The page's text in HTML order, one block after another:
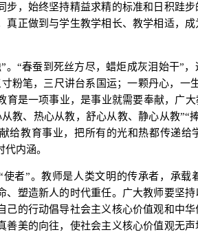
步，始终坚持精益求精的标准和日积跬
真正做到与学生教学相长、教学相适，
。“春蚕到死丝方尽，蜡炬成灰泪始干”
粉笔，三尺讲台系国运；一颗丹心，一
育是一项事业，是事业就需要奉献，广
教、热心从教，舒心从教、静心从教”“
给教育事业，把所有的光和热都传递给
内涵。
使者”。教师是人类文明的传承者，承载
、塑造新人的时代重任。广大教师要坚
己的行动倡导社会主义核心价值观和中
善美的向往，使社会主义核心价值观无